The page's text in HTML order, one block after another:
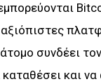
συνδέει
και